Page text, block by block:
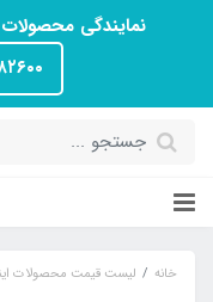
نمایندگی
خانه لیست قیمت محصولات